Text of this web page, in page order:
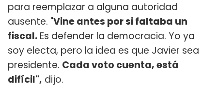
para reemplazar a alguna autoridad
ausente. "Vine antes por si faltaba un
fiscal. Es defender la democracia. Yo ya
soy electa, pero la idea es que Javier sea
presidente. Cada voto cuenta, está
difícil", dijo.